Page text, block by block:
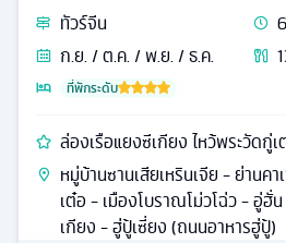
ทัวร์จีน 6
ก.ย. / ต.ค. / พ.ย. / ธ.ค.
ที่พักระดับ
ล่องเรือแยงซีเกียง ไหว้พระวัดกู่
หมู่บ้านซานเสียเหรินเจีย - ย่าน
เต๋อ - เมืองโบราณโม่วโฉ่ว - อู่ฮั่
เกียง - ฮู่ปู้เซี่ยง (ถนนอาหารฮู่ปู้)